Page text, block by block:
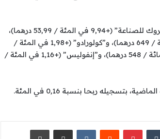
بالمقابل، سجلت أقوى الارتفاعات من قبل “ستروك للصناعة” (+9,94 في المئة / 53,99 درهما)،
و”شركة الإنجازات الميكانيكية” (+9,28 في المئة / 649 درهما)، و”كولورادو” (+1,98 في المئة /
51,5 درهما)، و”التجاري وفا بنك” (+1,22 في المائة / 548 درهما)، و”إنفوليس” (+1,16 في المئة /
بتسجيله ربحا بنسبة 0,16 في المئة.
بينتيريست